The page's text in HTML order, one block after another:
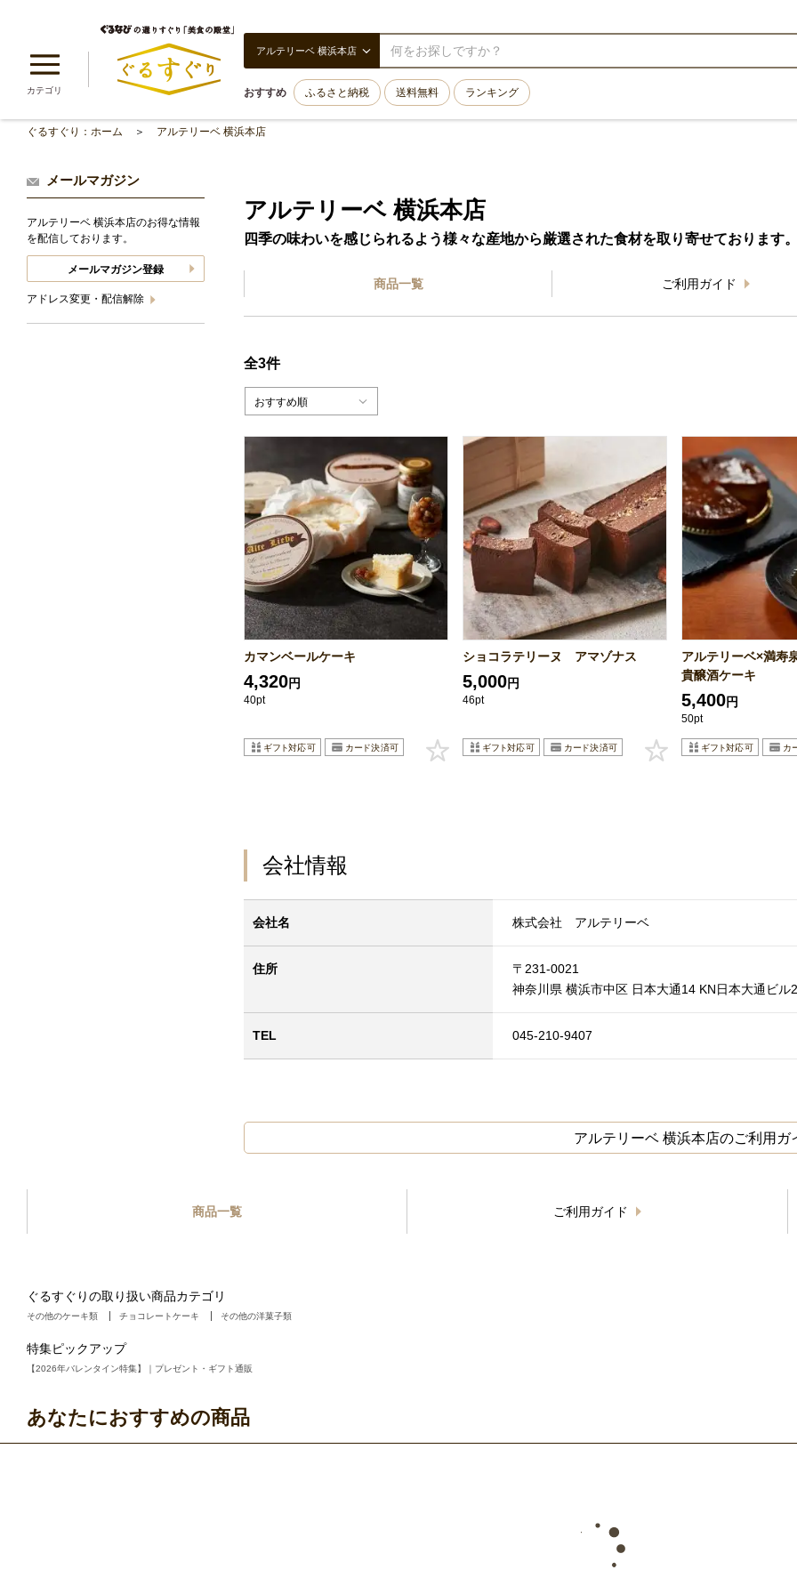
カテゴリ
アルテリーベ 横浜本店
おすすめ ふるさと納税 送料無料 ランキング
ぐるすぐり：ホーム アルテリーベ 横浜本店
アルテリーベ 横浜本店
四季の味わいを感じられるよう様々な産地から厳選された食材を取り寄せております
商品一覧 ご利用ガイド
全3件
おすすめ順
カマンベールケーキ
4,320円
40pt
ショコラテリーヌ アマゾナス
5,000円
46pt
アルテリーベ×満寿
貴醸酒ケーキ
5,400円
50pt
会社情報
会社名 株式会社 アルテリーベ
住所
〒231-0021
神奈川県 横浜市中区 日本大通14 KN日本大通ビル
TEL 045-210-9407
アルテリーベ 横浜本店のご利用ガ
メールマガジン
アルテリーベ 横浜本店のお得な情報
を配信しております。
メールマガジン登録
アドレス変更・配信解除
商品一覧 ご利用ガイド
ぐるすぐりの取り扱い商品カテゴリ
その他のケーキ類 チョコレートケーキ その他の洋菓子類
特集ピックアップ
【2026年バレンタイン特集】｜プレゼント・ギフト通販
あなたにおすすめの商品